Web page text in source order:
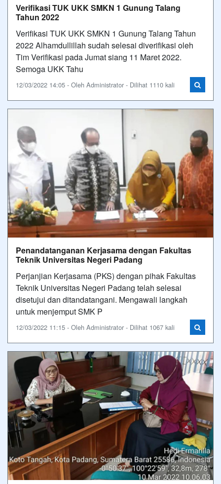
Verifikasi TUK UKK SMKN 1 Gunung Talang
Tahun 2022
Verifikasi TUK UKK SMKN 1 Gunung Talang Tahun
2022 Alhamdullillah sudah selesai diverifikasi oleh
Tim Verifikasi pada Jumat siang 11 Maret 2022.
Semoga UKK Tahu
12/03/2022 14:05 - Oleh Administrator - Dilihat 1110 kali
Penandatanganan Kerjasama dengan Fakultas
Teknik Universitas Negeri Padang
Perjanjian Kerjasama (PKS) dengan pihak Fakultas
Teknik Universitas Negeri Padang telah selesai
disetujui dan ditandatangani. Mengawali langkah
untuk menjemput SMK P
12/03/2022 11:15 - Oleh Administrator - Dilihat 1067 kali